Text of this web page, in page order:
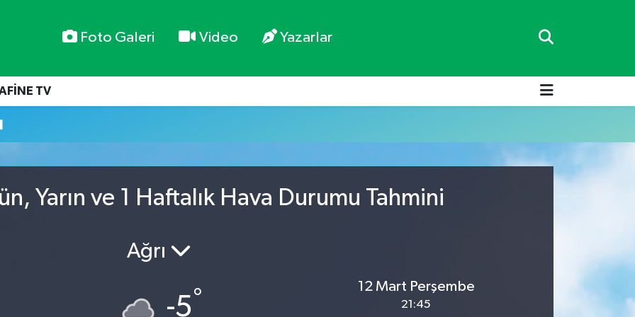
Foto Galeri Video Yazarlar
TV
Yarın ve 1 Haftalık Hava Durumu Tahmini
Ağrı
-5°
12 Mart Perşembe
21:45